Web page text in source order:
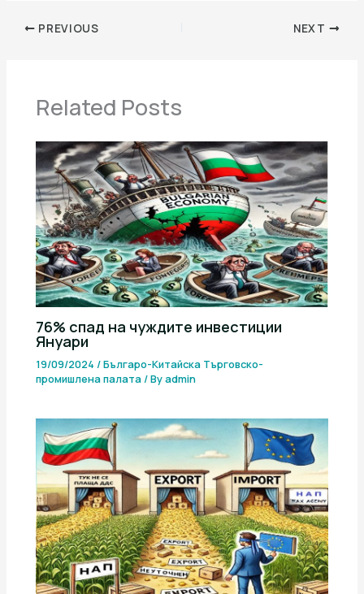
PREVIOUS NEXT
Related Posts
76% спад на чуждите инвестиции
Януари
19/09/2024/Българо-Китайска Търговско-
промишлена палaта/ Byadmin